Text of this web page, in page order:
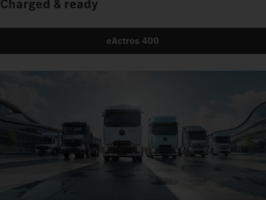
Charged & ready
eActros 400